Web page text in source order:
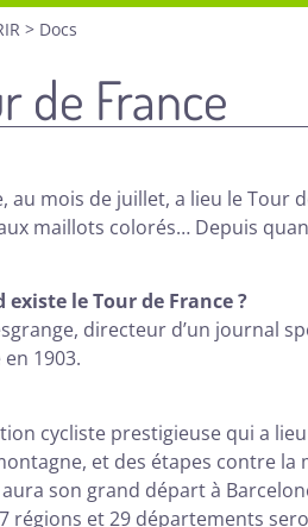
> Docs
de France
au mois de juillet, a lieu le Tour
maillots colorés… Depuis
existe le Tour de France ?
directeur d’un journal
1903.
cycliste prestigieuse qui a
et des étapes contre la
aura son grand départ à
régions et 29 départements